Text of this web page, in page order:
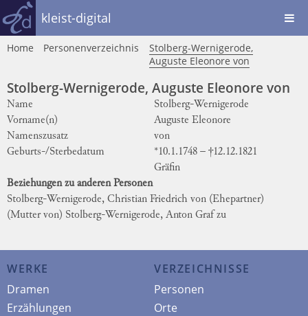
kleist-digital
Home Personenverzeichnis
Stolberg-Wernigerode,
Auguste Eleonore von
Stolberg-Wernigerode, Auguste Eleonore von
Name
Stolberg-Wernigerode
Vorname(n)
Auguste Eleonore
Namenszusatz
von
Geburts-/Sterbedatum
*10.1.1748 – †12.12.1821
Gräfin
Beziehungen zu anderen Personen
Stolberg-Wernigerode, Christian Friedrich von (Ehepartner)
(Mutter von) Stolberg-Wernigerode, Anton Graf zu
WERKE
Dramen
Erzählungen
VERZEICHNISSE
Personen
Orte